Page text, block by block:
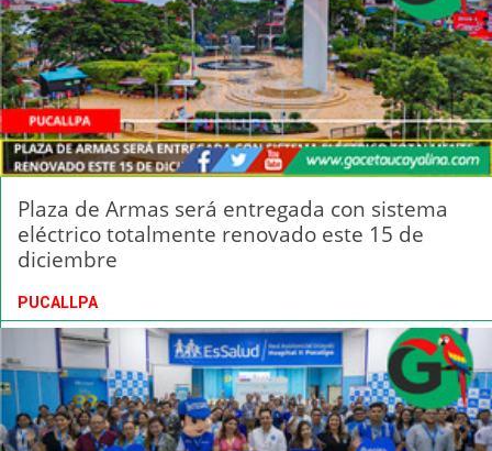
Plaza de Armas será entregada con sistema
eléctrico totalmente renovado este 15 de
diciembre
PUCALLPA